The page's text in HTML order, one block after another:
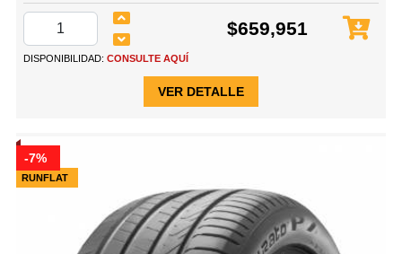
$659,951
DISPONIBILIDAD: CONSULTE AQUÍ
VER DETALLE
RUNFLAT
-7%